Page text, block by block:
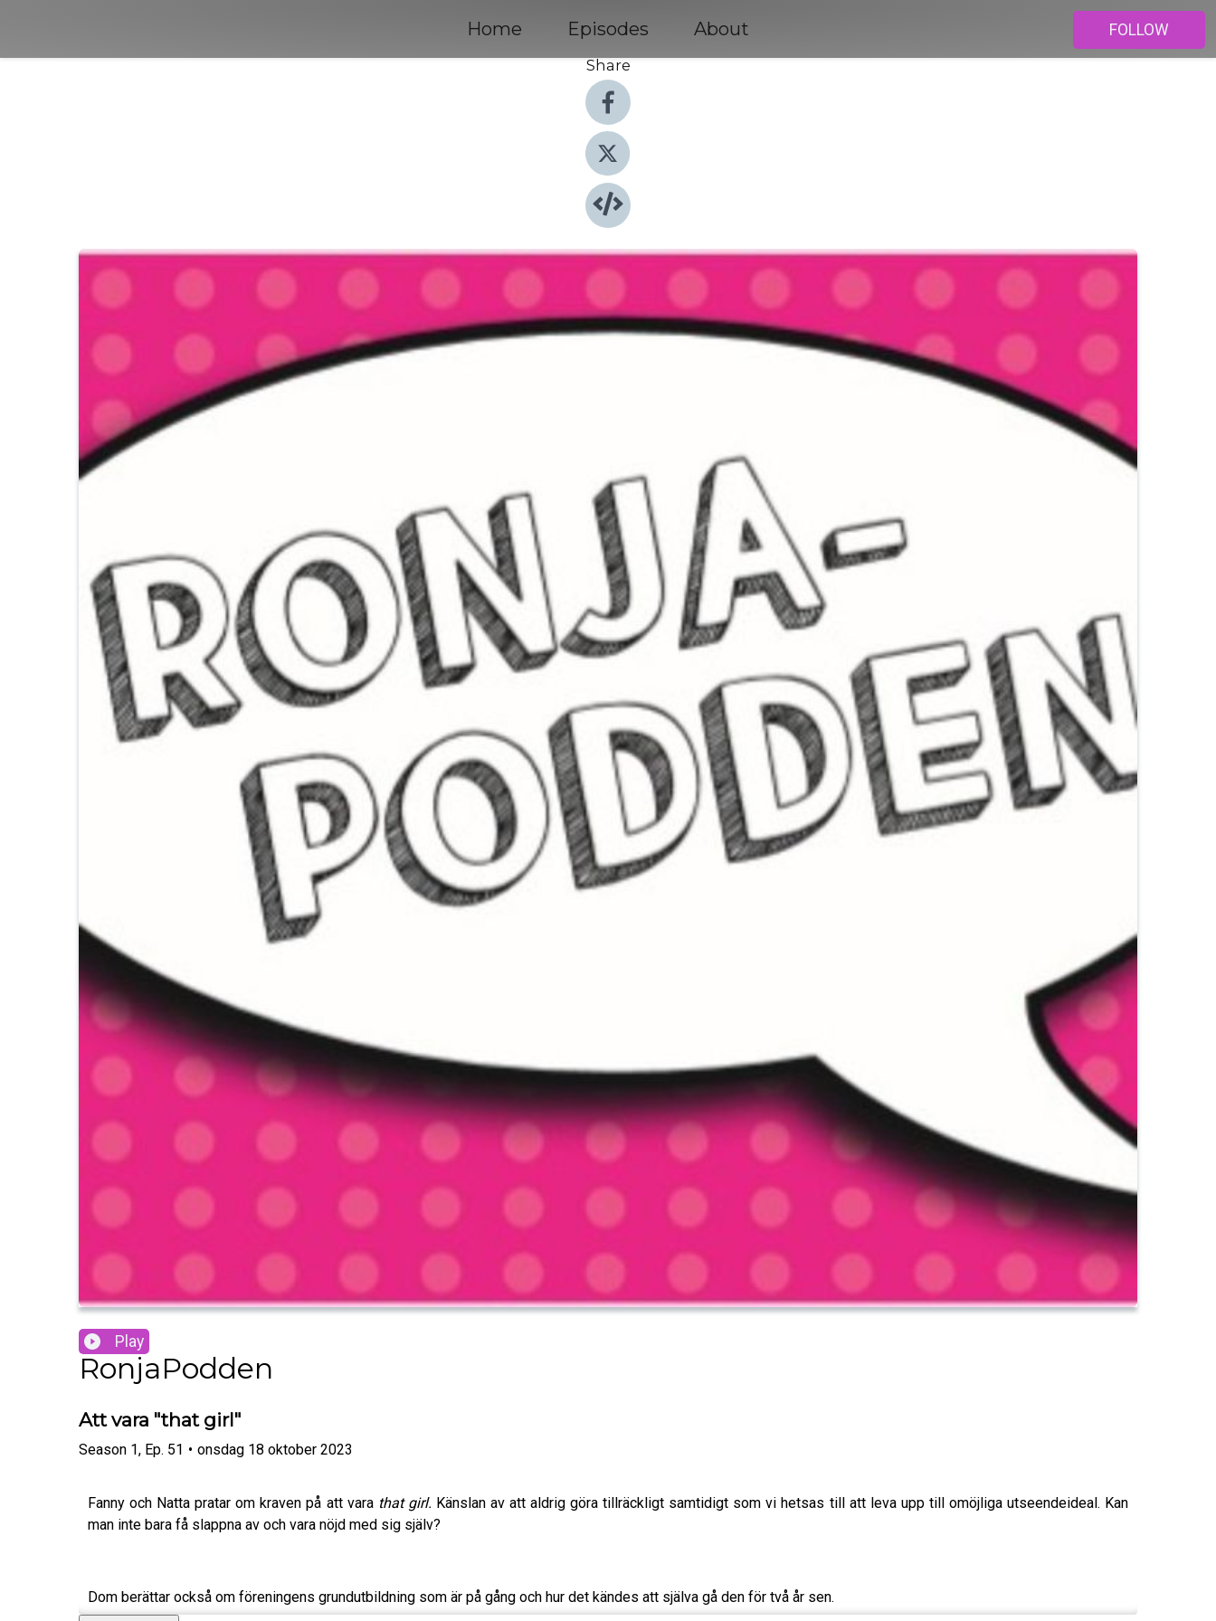
Home Episodes About
FOLLOW
Share
Play
RonjaPodden
Att vara "that girl"
Season 1, Ep. 51 • onsdag 18 oktober 2023
Fanny och Natta pratar om kraven på att vara that girl. Känslan av att aldrig göra tillräckligt samtidigt som vi hetsas till att leva upp till omöjliga utseendeideal. Kan
man inte bara få slappna av och vara nöjd med sig själv?
Dom berättar också om föreningens grundutbildning som är på gång och hur det kändes att själva gå den för två år sen.